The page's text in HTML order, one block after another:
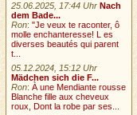
25.06.2025, 17:44 Uhr Nach
dem Bade...
Ron:"Je veux te raconter, ô
molle enchanteresse! L es
diverses beautés qui parent
t...
05.12.2024, 15:12 Uhr
Mädchen sich die F...
Ron:À une Mendiante rousse
Blanche fille aux cheveux
roux, Dont la robe par ses...